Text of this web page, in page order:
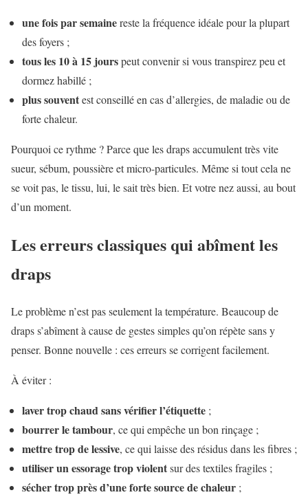
une fois par semainereste la fréquence idéale pour la plupart
des foyers ;
tous les 10 à 15 jourspeut convenir si vous transpirez peu et
dormez habillé ;
plus souventest conseillé en cas d’allergies, de maladie ou de
forte chaleur.
Pourquoi ce rythme ? Parce que les draps accumulent très vite
sueur, sébum, poussière et micro-particules. Même si tout cela ne
se voit pas, le tissu, lui, le sait très bien. Et votre nez aussi, au bout
d’un moment.
Les erreurs classiques qui abîment les
draps
Le problème n’est pas seulement la température. Beaucoup de
draps s’abîment à cause de gestes simples qu’on répète sans y
penser. Bonne nouvelle : ces erreurs se corrigent facilement.
À éviter :
laver trop chaud sans vérifier l’étiquette ;
bourrer le tambour, ce qui empêche un bon rinçage ;
mettre trop de lessive, ce qui laisse des résidus dans les fibres ;
utiliser un essorage trop violentsur des textiles fragiles ;
sécher trop près d’une forte source de chaleur ;